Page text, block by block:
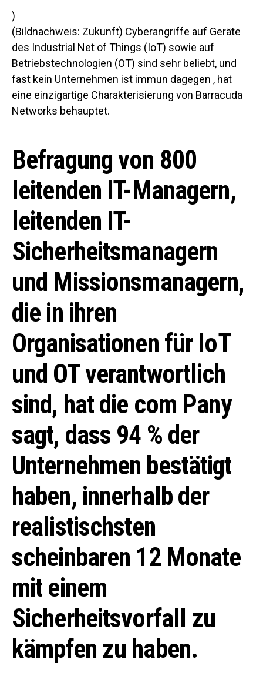
)
(Bildnachweis: Zukunft) Cyberangriffe auf Geräte
des Industrial Net of Things (IoT) sowie auf
Betriebstechnologien (OT) sind sehr beliebt, und
fast kein Unternehmen ist immun dagegen , hat
eine einzigartige Charakterisierung von Barracuda
Networks behauptet.
Befragung von 800
leitenden IT-Managern,
leitenden IT-
Sicherheitsmanagern
und Missionsmanagern,
die in ihren
Organisationen für IoT
und OT verantwortlich
sind, hat die com Pany
sagt, dass 94 % der
Unternehmen bestätigt
haben, innerhalb der
realistischsten
scheinbaren 12 Monate
mit einem
Sicherheitsvorfall zu
kämpfen zu haben.